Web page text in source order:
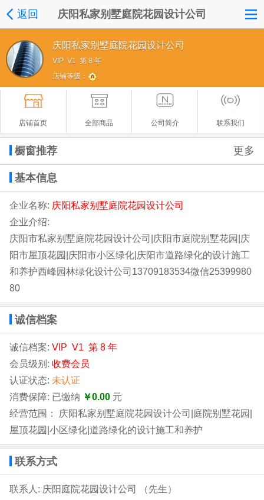
返回 庆阳私家别墅庭院花园设计公司
庆阳私家别墅庭院花园设计公司
VIP V1 第 8 年
店铺等级：
店铺首页 全部商品 公司简介 联系我们
橱窗推荐 更多
基本信息
企业名称: 庆阳私家别墅庭院花园设计公司
企业介绍:
庆阳市私家别墅庭院花园设计公司|庆阳市庭院别墅花园|庆
阳市屋顶花园|庆阳市小区绿化|庆阳市道路绿化的设计施工
和养护西峰园林绿化设计公司13709183534微信25399980
80
诚信档案
诚信档案: VIP V1 第 8 年
会员级别: 收费会员
认证状态: 未认证
消费保障: 已缴纳 ￥0.00 元
经营范围： 庆阳私家别墅庭院花园设计公司|庭院别墅花园|
屋顶花园|小区绿化|道路绿化的设计施工和养护
联系方式
联系人: 庆阳庭院花园设计公司 （先生）